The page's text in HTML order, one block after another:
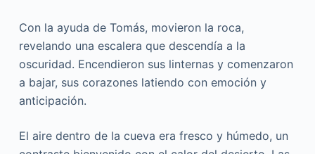
Con la ayuda de Tomás, movieron la roca,
revelando una escalera que descendía a la
oscuridad. Encendieron sus linternas y comenzaron
a bajar, sus corazones latiendo con emoción y
anticipación.
El aire dentro de la cueva era fresco y húmedo, un